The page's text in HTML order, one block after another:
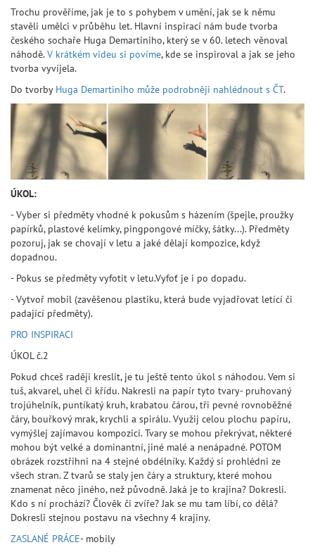
Trochu prověříme, jak je to s pohybem v umění, jak se k němu
stavěli umělci v průběhu let. Hlavní inspirací nám bude tvorba
českého sochaře Huga Demartiniho, který se v 60. letech věnoval
náhodě.V krátkém videu si povíme, kde se inspiroval a jak se jeho
tvorba vyvíjela.
Do tvorby Huga Demartiniho může podrobněji nahlédnout s ČT.
ÚKOL:
- Vyber si předměty vhodné k pokusům s házením (špejle, proužky
papírků, plastové kelímky, pingpongové míčky, šátky...). Předměty
pozoruj, jak se chovají v letu a jaké dělají kompozice, když
dopadnou.
- Pokus se předměty vyfotit v letu.Vyfoť je i po dopadu.
- Vytvoř mobil (zavěšenou plastiku, která bude vyjadřovat letící či
padající předměty).
PRO INSPIRACI
ÚKOL č.2
Pokud chceš raději kreslit, je tu ještě tento úkol s náhodou. Vem si
tuš, akvarel, uhel či křídu. Nakresli na papír tyto tvary- pruhovaný
trojúhelník, puntíkatý kruh, krabatou čárou, tři pevné rovnoběžné
čáry, bouřkový mrak, krychli a spirálu. Využij celou plochu papíru,
vymýšlej zajímavou kompozici. Tvary se mohou překrývat, některé
mohou být velké a dominantní, jiné malé a nenápadné. POTOM
obrázek rozstřihni na 4 stejné obdélníky. Každý si prohlédni ze
všech stran. Z tvarů se staly jen čáry a struktury, které mohou
znamenat něco jiného, než původně. Jaká je to krajina? Dokresli.
Kdo s ní prochází? Člověk či zvíře? Jak se mu tam líbí, co dělá?
Dokresli stejnou postavu na všechny 4 krajiny.
ZASLANÉ PRÁCE- mobily